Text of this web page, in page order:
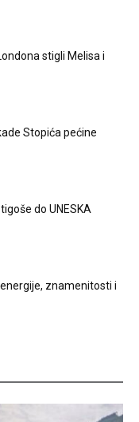
stigli Melisa i
Stopića pećine
do UNESKA
znamenitosti i